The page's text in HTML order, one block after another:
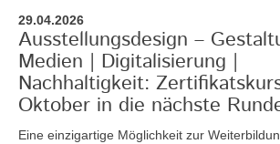
29.04.2026
Ausstellungsdesign –
Medien | Digitalisierung |
Nachhaltigkeit:
Oktober in die nächste
Eine einzigartige Möglichkeit zur